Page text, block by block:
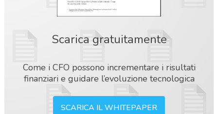
Scarica gratuitamente
Come i CFO possono incrementare i risultati
finanziari e guidare l’evoluzione tecnologica
SCARICA IL WHITEPAPER